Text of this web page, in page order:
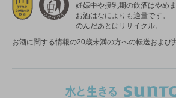
妊娠中や授乳期の飲酒はやめま
お酒はなによりも適量です。
のんだあとはリサイクル。
お酒に関する情報の20歳未満の方への転送および